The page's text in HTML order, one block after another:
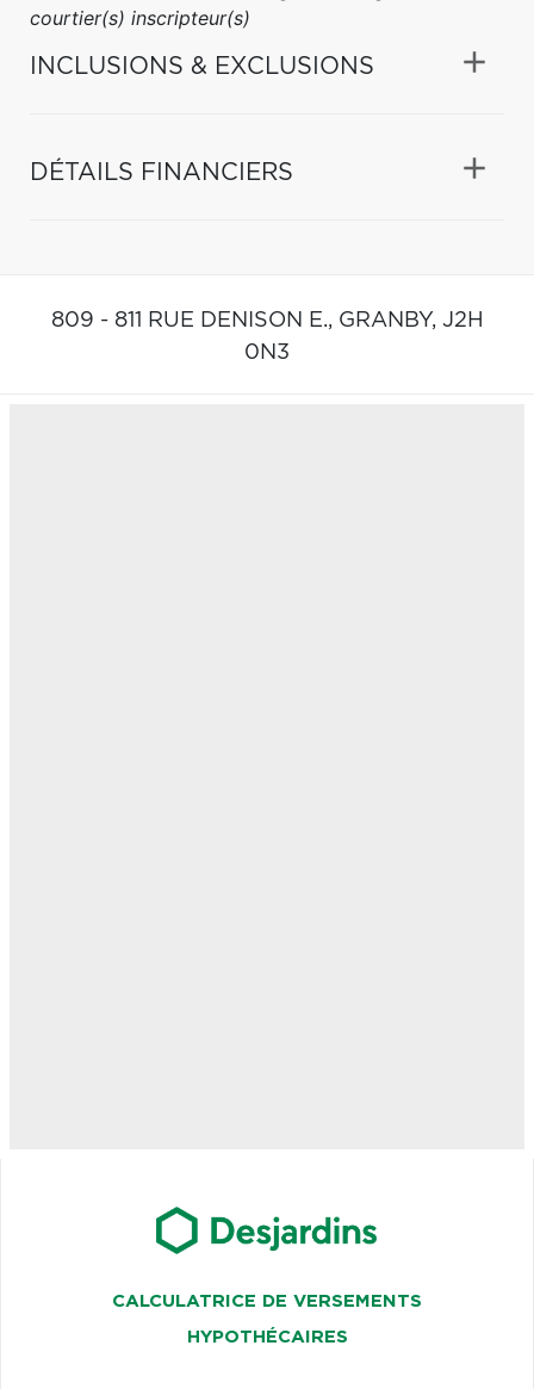
courtier(s) inscripteur(s)
INCLUSIONS & EXCLUSIONS
DÉTAILS FINANCIERS
809 - 811 RUE DENISON E., GRANBY, J2H
0N3
CALCULATRICE DE VERSEMENTS
HYPOTHÉCAIRES